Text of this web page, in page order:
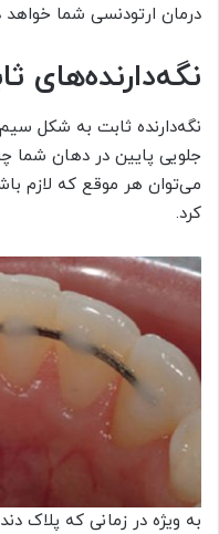
درمان ارتودنسی شما
نگه‌دارنده‌های
نگه‌دارنده‌ ثابت به شکل
جلویی پایین در دهان شما
می‌توان هر موقع که لازم
کرد.
به ویژه در زمانی که پلاک